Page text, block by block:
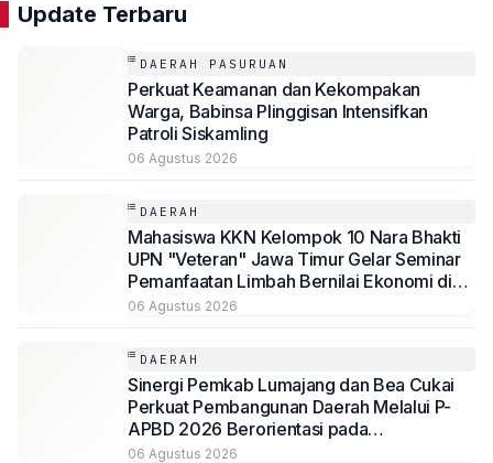
Update Terbaru
DAERAH PASURUAN
Perkuat Keamanan dan Kekompakan
Warga, Babinsa Plinggisan Intensifkan
Patroli Siskamling
06 Agustus 2026
DAERAH
Mahasiswa KKN Kelompok 10 Nara Bhakti
UPN "Veteran" Jawa Timur Gelar Seminar
Pemanfaatan Limbah Bernilai Ekonomi di
Desa Mojoduwur
06 Agustus 2026
DAERAH
Sinergi Pemkab Lumajang dan Bea Cukai
Perkuat Pembangunan Daerah Melalui P-
APBD 2026 Berorientasi pada
Kesejahteraan Masyarakat
06 Agustus 2026